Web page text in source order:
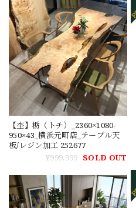
【杢】栃（トチ）_2360×1080-
950×43_横浜元町店_テーブル天
板/レジン加工 252677
¥999,999 SOLD OUT